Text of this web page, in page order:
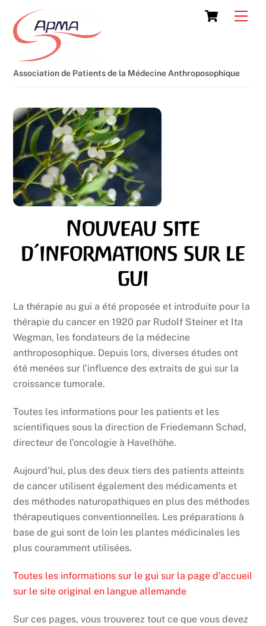
content
Cart
Association de Patients de la Médecine Anthroposophique
Nouveau site
d’informations sur le
gui
La thérapie au gui a été proposée et introduite pour la
thérapie du cancer en 1920 par Rudolf Steiner et Ita
Wegman, les fondateurs de la médecine
anthroposophique. Depuis lors, diverses études ont
été menées sur l’influence des extraits de gui sur la
croissance tumorale.
Toutes les informations pour les patients et les
scientifiques sous la direction de Friedemann Schad,
directeur de l’oncologie à Havelhöhe.
Aujourd’hui, plus des deux tiers des patients atteints
de cancer utilisent également des médicaments et
des méthodes naturopathiques en plus des méthodes
thérapeutiques conventionnelles. Les préparations à
base de gui sont de loin les plantes médicinales les
plus couramment utilisées.
Toutes les informations sur le gui sur la page d’accueil
sur le site original en langue allemande
Sur ces pages, vous trouverez tout ce que vous devez